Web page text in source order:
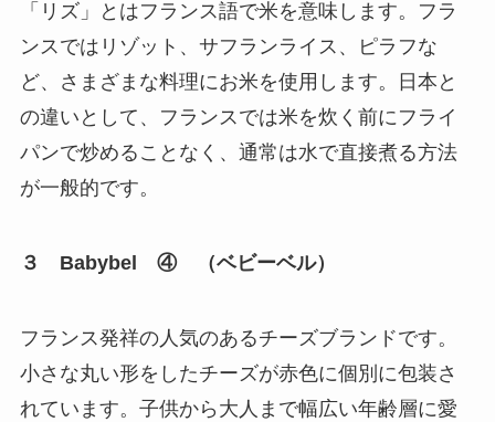
「リズ」とはフランス語で米を意味します。フラ
ンスではリゾット、サフランライス、ピラフな
ど、さまざまな料理にお米を使用します。日本と
の違いとして、フランスでは米を炊く前にフライ
パンで炒めることなく、通常は水で直接煮る方法
が一般的です。
３ Babybel ④ （ベビーベル）
フランス発祥の人気のあるチーズブランドです。
小さな丸い形をしたチーズが赤色に個別に包装さ
れています。子供から大人まで幅広い年齢層に愛